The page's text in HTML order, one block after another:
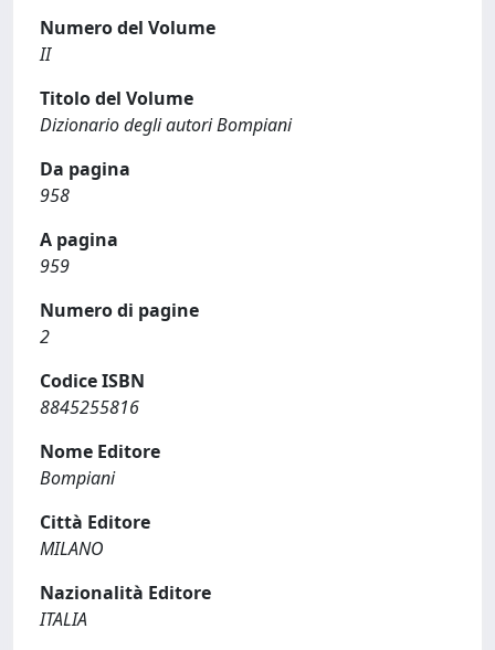
Numero del Volume
II
Titolo del Volume
Dizionario degli autori Bompiani
Da pagina
958
A pagina
959
Numero di pagine
2
Codice ISBN
8845255816
Nome Editore
Bompiani
Città Editore
MILANO
Nazionalità Editore
ITALIA